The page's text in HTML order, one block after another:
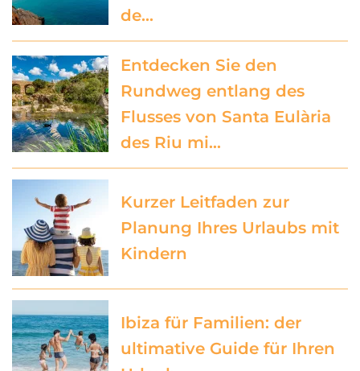
de…
Entdecken Sie den
Rundweg entlang des
Flusses von Santa Eulària
des Riu mi…
Kurzer Leitfaden zur
Planung Ihres Urlaubs mit
Kindern
Ibiza für Familien: der
ultimative Guide für Ihren